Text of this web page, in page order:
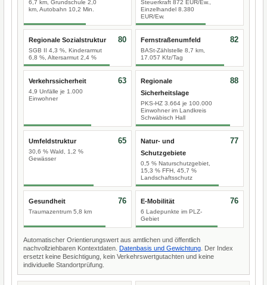
6,7 km, Grundschule 2,0
km, Autobahn 10,2 Min.
Steuerkraft 872 EUR/Ew.,
Einzelhandel 8.380
EUR/Ew.
Regionale Sozialstruktur
SGB II 4,3 %, Kinderarmut
6,8 %, Altersarmut 2,4 %
80 Fernstraßenumfeld
BASt-Zählstelle 8,7 km,
17.057 Kfz/Tag
82
Verkehrssicherheit
4,9 Unfälle je 1.000
Einwohner
63
Regionale
Sicherheitslage
PKS-HZ 3.664 je 100.000
Einwohner im Landkreis
Schwäbisch Hall
88
Umfeldstruktur
30,6 % Wald, 1,2 %
Gewässer
65
Natur- und
Schutzgebiete
0,5 % Naturschutzgebiet,
15,3 % FFH, 45,7 %
Landschaftsschutz
77
Gesundheit
Traumazentrum 5,8 km
76 E-Mobilität
6 Ladepunkte im PLZ-
Gebiet
76
Automatischer Orientierungswert aus amtlichen und öffentlich
nachvollziehbaren Kontextdaten. Datenbasis und Gewichtung . Der Index
ersetzt keine Besichtigung, kein Verkehrswertgutachten und keine
individuelle Standortprüfung.